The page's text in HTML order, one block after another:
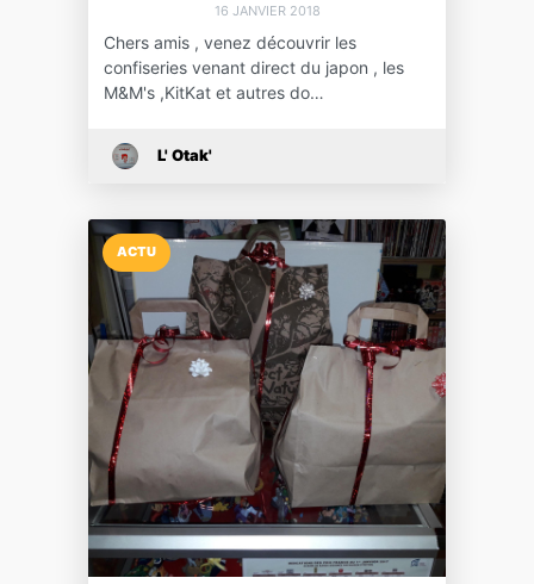
16 JANVIER 2018
Chers amis , venez découvrir les
confiseries venant direct du japon , les
M&M's ,KitKat et autres do…
L' Otak'
ACTU